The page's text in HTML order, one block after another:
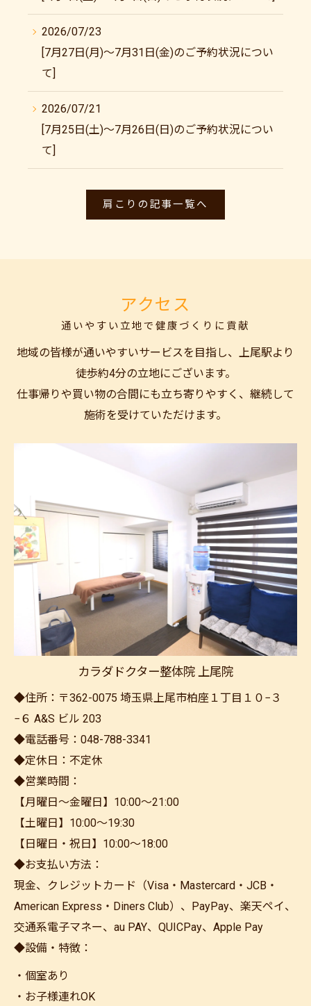
2026/07/23
[7月27日(月)～7月31日(金)のご予約状況につい
て]
2026/07/21
[7月25日(土)～7月26日(日)のご予約状況につい
て]
肩こりの記事一覧へ
通いやすい立地で健康づくりに貢献
アクセス
地域の皆様が通いやすいサービスを目指し、上尾駅より
徒歩約4分の立地にございます。
仕事帰りや買い物の合間にも立ち寄りやすく、継続して
施術を受けていただけます。
カラダドクター整体院 上尾院
◆住所：〒362-0075 埼玉県上尾市柏座１丁目１０−３
−６ A&S ビル 203
◆電話番号：048-788-3341
◆定休日：不定休
◆営業時間：
【月曜日～金曜日】10:00～21:00
【土曜日】10:00～19:30
【日曜日・祝日】10:00～18:00
◆お支払い方法：
現金、クレジットカード（Visa・Mastercard・JCB・
American Express・Diners Club）、PayPay、楽天ペイ、
交通系電子マネー、au PAY、QUICPay、Apple Pay
◆設備・特徴：
・個室あり
・お子様連れOK